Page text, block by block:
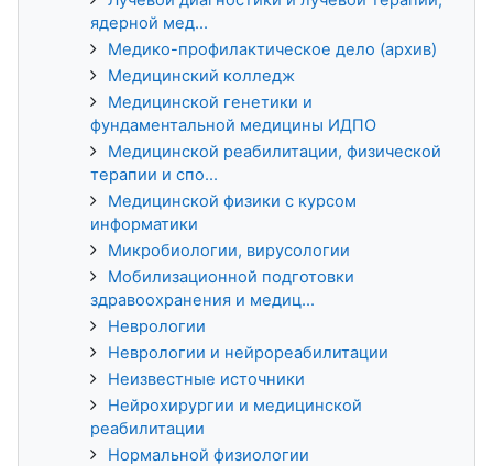
ядерной мед...
Медико-профилактическое дело (архив)
Медицинский колледж
Медицинской генетики и
фундаментальной медицины ИДПО
Медицинской реабилитации, физической
терапии и спо...
Медицинской физики с курсом
информатики
Микробиологии, вирусологии
Мобилизационной подготовки
здравоохранения и медиц...
Неврологии
Неврологии и нейрореабилитации
Неизвестные источники
Нейрохирургии и медицинской
реабилитации
Нормальной физиологии